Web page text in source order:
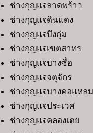
ช่างกุญแจลาดพร้าว
ช่างกุญแจดินแดง
ช่างกุญแจบึงกุ่ม
ช่างกุญแจเขตสาทร
ช่างกุญแจบางซื่อ
ช่างกุญแจจตุจักร
ช่างกุญแจบางคอแหลม
ช่างกุญแจประเวศ
ช่างกุญแจคลองเตย